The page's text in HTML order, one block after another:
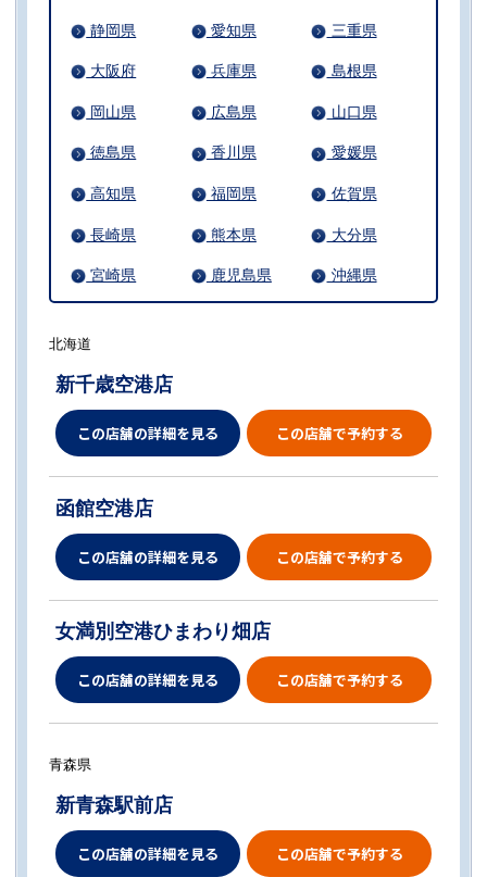
静岡県 愛知県 三重県
大阪府 兵庫県 島根県
岡山県 広島県 山口県
徳島県 香川県 愛媛県
高知県 福岡県 佐賀県
長崎県 熊本県 大分県
宮崎県 鹿児島県 沖縄県
北海道
新千歳空港店
この店舗の詳細を見る この店舗で予約する
函館空港店
この店舗の詳細を見る この店舗で予約する
女満別空港ひまわり畑店
この店舗の詳細を見る この店舗で予約する
青森県
新青森駅前店
この店舗の詳細を見る この店舗で予約する